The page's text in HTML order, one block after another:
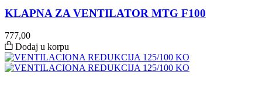
KLAPNA ZA VENTILATOR MTG F100
777,00
Dodaj u korpu